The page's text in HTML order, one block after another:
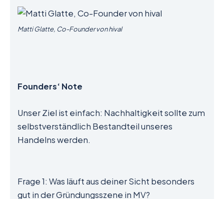
Matti Glatte, Co-Founder von hival
Founders‘ Note
Unser Ziel ist einfach: Nachhaltigkeit sollte zum
selbstverständlich Bestandteil unseres
Handelns werden.
Frage 1: Was läuft aus deiner Sicht besonders
gut in der Gründungsszene in MV?